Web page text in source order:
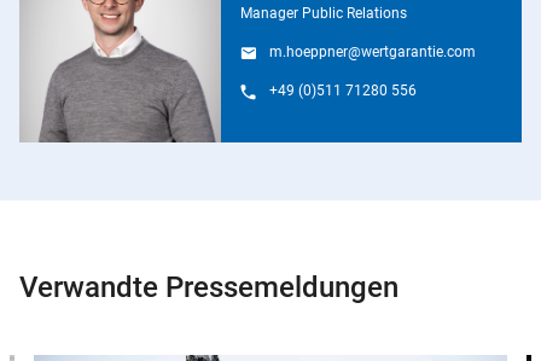
Manager Public Relations
m.hoeppner@wertgarantie.com
+49 (0)511 71280 556
Verwandte Pressemeldungen